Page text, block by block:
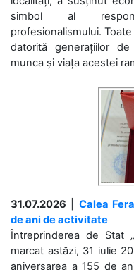
simbol al
profesionalismului.
datorită generațiilor
munca și viața acestei
31.07.2026
Calea
de ani de activitate
Întreprinderea de Stat
marcat astăzi, 31 iulie
aniversarea a 155 de